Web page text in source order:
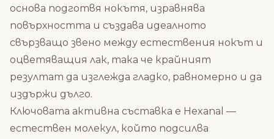
основа подготвя нокътя, изравнява
повърхността и създава идеалното
свързващо звено между естествения нокът и
оцветяващия лак, така че крайният
резултат да изглежда гладко, равномерно и да
издържи дълго.
Ключовата активна съставка е Hexanal —
естествен молекул, който подсилва